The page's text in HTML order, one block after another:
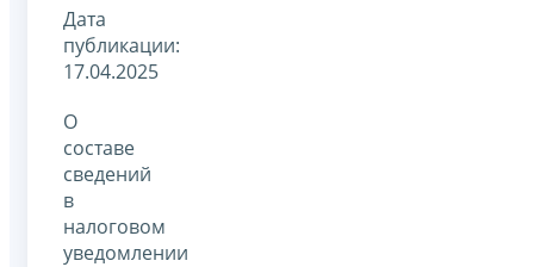
Дата
публикации:
17.04.2025
О
составе
сведений
в
налоговом
уведомлении